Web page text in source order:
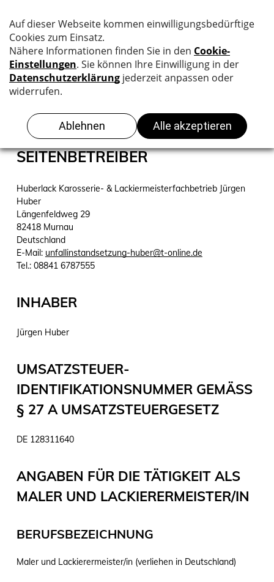
IMPRESSUM
SEITENBETREIBER
Huberlack Karosserie- & Lackiermeisterfachbetrieb Jürgen
Huber
Längenfeldweg 29
82418 Murnau
Deutschland
E-Mail: unfallinstandsetzung-huber@t-online.de
Tel.: 08841 6787555
INHABER
Jürgen Huber
UMSATZSTEUER-
IDENTIFIKATIONSNUMMER GEMÄSS §
27 A UMSATZSTEUERGESETZ
DE 128311640
ANGABEN FÜR DIE TÄTIGKEIT ALS
MALER UND LACKIERERMEISTER/IN
BERUFSBEZEICHNUNG
Maler und Lackierermeister/in (verliehen in Deutschland)